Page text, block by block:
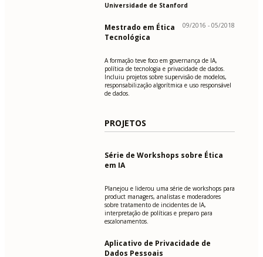
Universidade de Stanford
Mestrado em Ética
Tecnológica
09/2016 - 05/2018
A formação teve foco em governança de IA,
política de tecnologia e privacidade de dados.
Incluiu projetos sobre supervisão de modelos,
responsabilização algorítmica e uso responsável
de dados.
PROJETOS
Série de Workshops sobre Ética
em IA
Planejou e liderou uma série de workshops para
product managers, analistas e moderadores
sobre tratamento de incidentes de IA,
interpretação de políticas e preparo para
escalonamentos.
Aplicativo de Privacidade de
Dados Pessoais